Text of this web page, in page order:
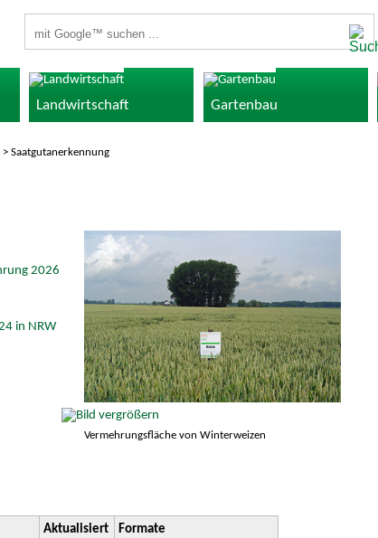
Landwirtschaft Gartenbau
> Saatgutanerkennung
Vermehrungsfläche von Winterweizen
2026
in NRW
Aktualisiert Formate